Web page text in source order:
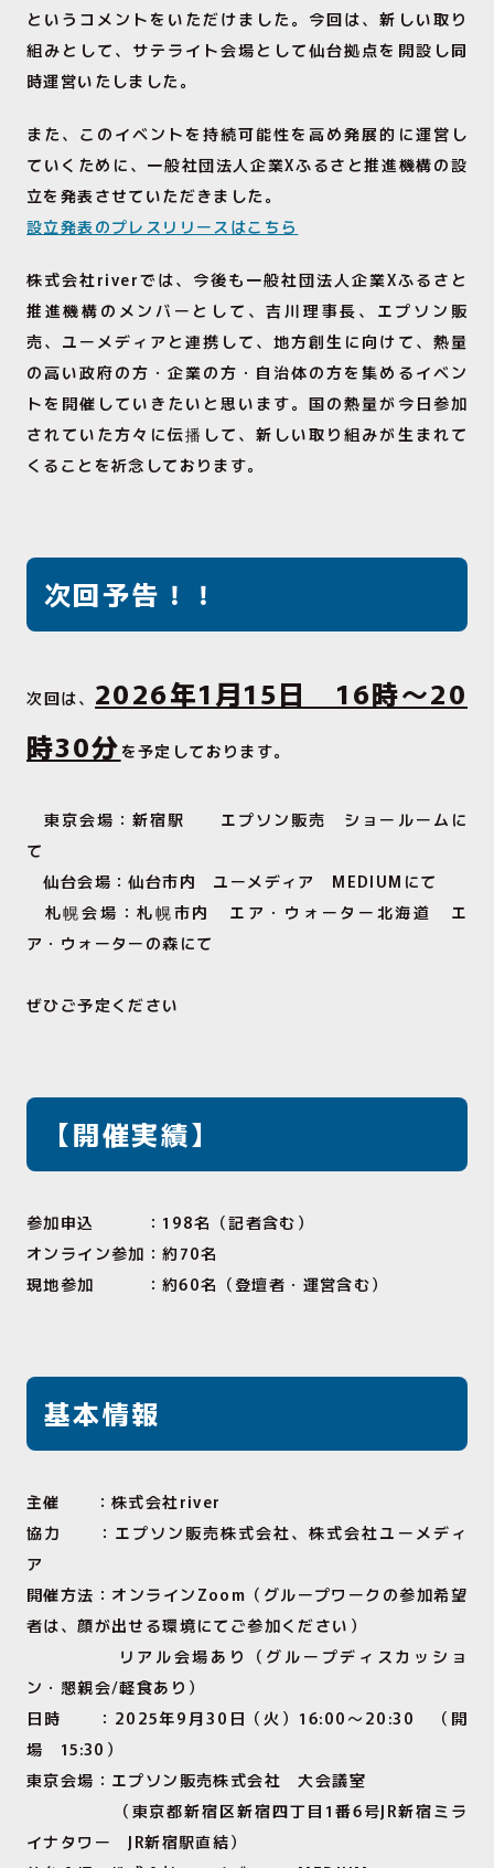
というコメントをいただけました。今回は、新しい取り
組みとして、サテライト会場として仙台拠点を開設し同
時運営いたしました。
また、このイベントを持続可能性を高め発展的に運営し
ていくために、一般社団法人企業Xふるさと推進機構の設
立を発表させていただきました。
設立発表のプレスリリースはこちら
株式会社riverでは、今後も一般社団法人企業Xふるさと
推進機構のメンバーとして、吉川理事長、エプソン販
売、ユーメディアと連携して、地方創生に向けて、熱量
の高い政府の方・企業の方・自治体の方を集めるイベン
トを開催していきたいと思います。国の熱量が今日参加
されていた方々に伝播して、新しい取り組みが生まれて
くることを祈念しております。
次回予告！！
次回は、 2026年1月15日 16時～20
時30分 を予定しております。
東京会場：新宿駅 エプソン販売 ショールームに
て
仙台会場：仙台市内 ユーメディア MEDIUMにて
札幌会場：札幌市内 エア・ウォーター北海道 エ
ア・ウォーターの森にて
ぜひご予定ください
【開催実績】
参加申込 ：198名（記者含む）
オンライン参加：約70名
現地参加 ：約60名（登壇者・運営含む）
基本情報
主催 ：株式会社river
協力 ：エプソン販売株式会社、株式会社ユーメディ
ア
開催方法：オンライン Zoom （グループワークの参加希望
者は、顔が出せる環境にてご参加ください）
リアル会場あり（グループディスカッショ
ン・懇親会/軽食あり）
日時 ： 2025年9 月30 日（火） 16:00 ～ 20:30
（開
場 15:30 ）
東京会場：エプソン販売株式会社 大会議室
（東京都新宿区新宿四丁目 1 番6号JR新宿ミラ
イナタワー JR新宿駅直結）